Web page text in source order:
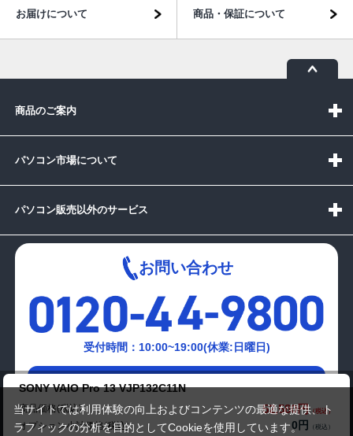
SONY VAIO Pro 13 VJP132C11N
商品価格(税込) 52,580円
オプション小計価格(税込) 0円
お届けについて 商品・保証について
商品のご案内
パソコン市場について
パソコン販売以外のサービス
お問い合わせ
受付時間：10:00~19:00(休業:日曜日)
メールでの
当サイトでは利用体験の向上およびコンテンツの最適な提供、ト
ラフィックの分析を目的としてCookieを使用しています。